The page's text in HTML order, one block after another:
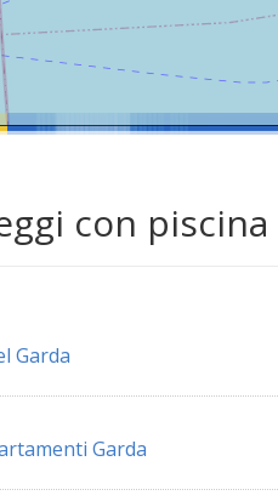
con
Garda
Garda